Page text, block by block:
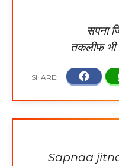
सपना
तकलीफ भी
Sapnaa